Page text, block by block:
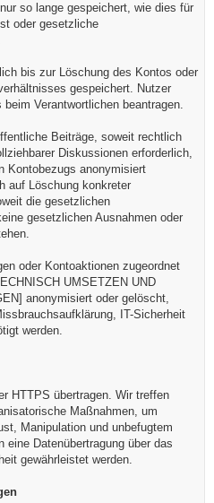
so lange gespeichert, wie dies für
oder gesetzliche
bis zur Löschung des Kontos oder
gespeichert. Nutzer
Verantwortlichen beantragen.
Beiträge, soweit rechtlich
Diskussionen erforderlich,
Kontobezugs anonymisiert
auf Löschung konkreter
die gesetzlichen
gesetzlichen Ausnahmen oder
oder Kontoaktionen zugeordnet
UMSETZEN UND
anonymisiert oder gelöscht,
IT-Sicherheit
werden.
HTTPS übertragen. Wir treffen
Maßnahmen, um
Manipulation und unbefugtem
Datenübertragung über das
gewährleistet werden.